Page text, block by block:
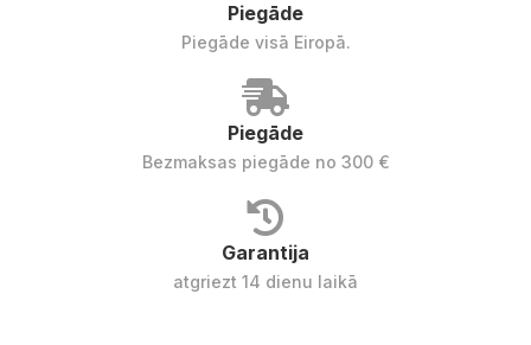
Piegāde
Piegāde visā Eiropā.
Piegāde
Bezmaksas piegāde no 300 €
Garantija
atgriezt 14 dienu laikā